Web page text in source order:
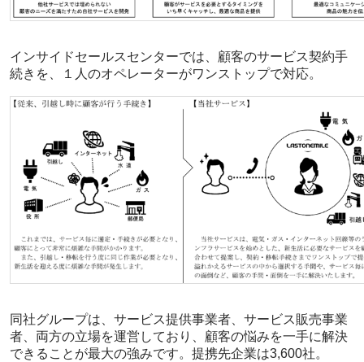
インサイドセールスセンターでは、顧客のサービス契約手
続きを、１人のオペレーターがワンストップで対応。
同社グループは、サービス提供事業者、サービス販売事業
者、両方の立場を運営しており、顧客の悩みを一手に解決
できることが最大の強みです。提携先企業は3,600社。